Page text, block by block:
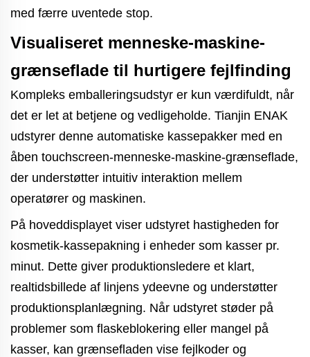
med færre uventede stop.
Visualiseret menneske-maskine-
grænseflade til hurtigere fejlfinding
Kompleks emballeringsudstyr er kun værdifuldt, når
det er let at betjene og vedligeholde. Tianjin ENAK
udstyrer denne automatiske kassepakker med en
åben touchscreen-menneske-maskine-grænseflade,
der understøtter intuitiv interaktion mellem
operatører og maskinen.
På hoveddisplayet viser udstyret hastigheden for
kosmetik-kassepakning i enheder som kasser pr.
minut. Dette giver produktionsledere et klart,
realtidsbillede af linjens ydeevne og understøtter
produktionsplanlægning. Når udstyret støder på
problemer som flaskeblokering eller mangel på
kasser, kan grænsefladen vise fejlkoder og